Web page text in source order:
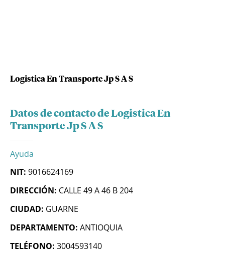
Logistica En Transporte Jp S A S
Datos de contacto de Logistica En
Transporte Jp S A S
Ayuda
NIT: 9016624169
DIRECCIÓN: CALLE 49 A 46 B 204
CIUDAD: GUARNE
DEPARTAMENTO: ANTIOQUIA
TELÉFONO: 3004593140